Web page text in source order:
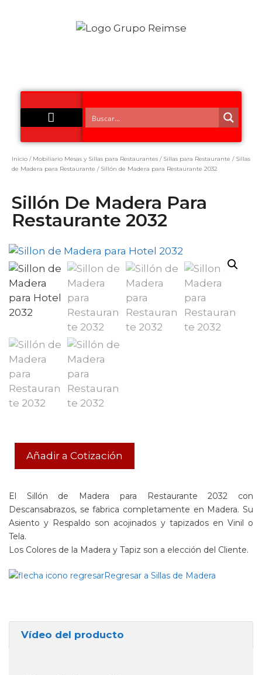
Inicio / Mobiliario Mesas y Sillas para Restaurantes / Sillas para Restaurante / Sillas
de Madera para Restaurante / Sillón de Madera para Restaurante 2032
Sillón De Madera Para
Restaurante 2032
Añadir a Cotización
El Sillón de Madera para Restaurante 2032 con
Descansabrazos, se fabrica completamente en Madera. Su
Asiento y Respaldo son acojinados y tapizados en Vinil o
Tela.
Los Colores de la Madera y Tapiz son a elección del Cliente.
Regresar a Sillas de Madera
Vídeo del producto